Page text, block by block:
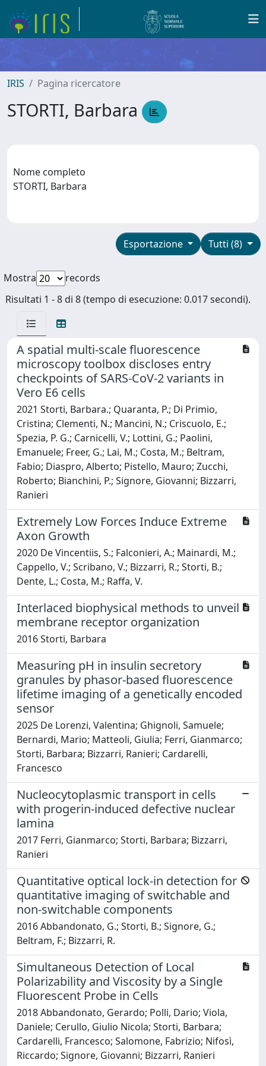
IRIS Pagina ricercatore
STORTI, Barbara
Nome completo
STORTI, Barbara
Tutti (8)
Esportazione
Mostra
records
Risultati 1 - 8 di 8 (tempo di esecuzione: 0.017 secondi).
A spatial multi-scale fluorescence
microscopy toolbox discloses entry
checkpoints of SARS-CoV-2 variants in
Vero E6 cells
2021 Storti, Barbara.; Quaranta, P.; Di Primio,
Cristina; Clementi, N.; Mancini, N.; Criscuolo, E.;
Spezia, P. G.; Carnicelli, V.; Lottini, G.; Paolini,
Emanuele; Freer, G.; Lai, M.; Costa, M.; Beltram,
Fabio; Diaspro, Alberto; Pistello, Mauro; Zucchi,
Roberto; Bianchini, P.; Signore, Giovanni; Bizzarri,
Ranieri
Extremely Low Forces Induce Extreme
Axon Growth
2020 De Vincentiis, S.; Falconieri, A.; Mainardi, M.;
Cappello, V.; Scribano, V.; Bizzarri, R.; Storti, B.;
Dente, L.; Costa, M.; Raffa, V.
Interlaced biophysical methods to unveil
membrane receptor organization
2016 Storti, Barbara
Measuring pH in insulin secretory
granules by phasor-based fluorescence
lifetime imaging of a genetically encoded
sensor
2025 De Lorenzi, Valentina; Ghignoli, Samuele;
Bernardi, Mario; Matteoli, Giulia; Ferri, Gianmarco;
Storti, Barbara; Bizzarri, Ranieri; Cardarelli,
Francesco
Nucleocytoplasmic transport in cells
with progerin-induced defective nuclear
lamina
2017 Ferri, Gianmarco; Storti, Barbara; Bizzarri,
Ranieri
Quantitative optical lock-in detection for
quantitative imaging of switchable and
non-switchable components
2016 Abbandonato, G.; Storti, B.; Signore, G.;
Beltram, F.; Bizzarri, R.
Simultaneous Detection of Local
Polarizability and Viscosity by a Single
Fluorescent Probe in Cells
2018 Abbandonato, Gerardo; Polli, Dario; Viola,
Daniele; Cerullo, Giulio Nicola; Storti, Barbara;
Cardarelli, Francesco; Salomone, Fabrizio; Nifosì,
Riccardo; Signore, Giovanni; Bizzarri, Ranieri